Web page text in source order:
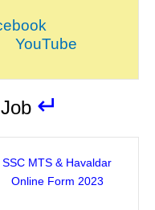
YouTube
↵
SSC MTS & Havaldar
Online Form 2023